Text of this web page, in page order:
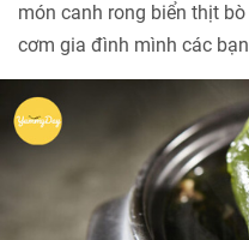
món canh rong biển thịt
cơm gia đình mình các